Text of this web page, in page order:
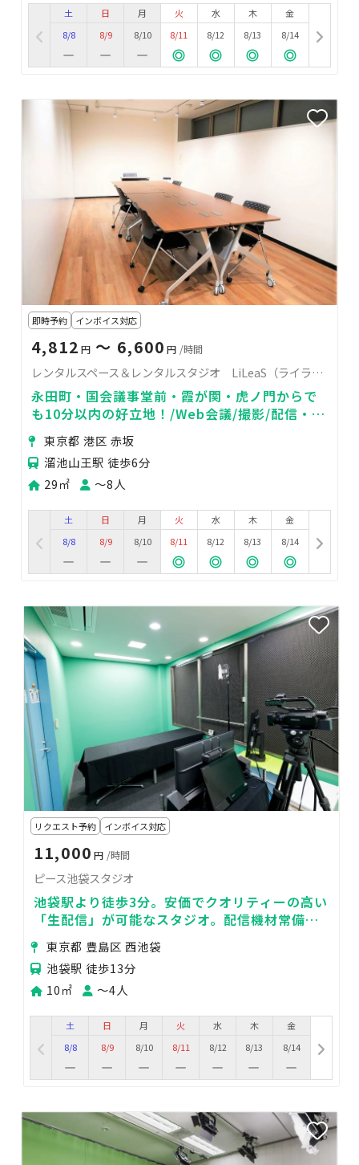
土
8/8
日
8/9
月
8/10
火
8/11
水
8/12
木
8/13
金
8/14
即時予約 インボイス対応
4,812 円 〜 6,600 円 /時間
レンタルスペース＆レンタルスタジオ LiLeaS（ライラス）RoomE
永田町・国会議事堂前・霞が関・虎ノ門からで
も10分以内の好立地！/Web会議/撮影/配信・撮
影サポート/スタジオ撮影/機材持ち込み可
東京都 港区 赤坂
溜池山王駅 徒歩6分
29㎡
〜8人
土
8/8
日
8/9
月
8/10
火
8/11
水
8/12
木
8/13
金
8/14
リクエスト予約 インボイス対応
11,000 円 /時間
ピース池袋スタジオ
池袋駅より徒歩3分。安価でクオリティーの高い
「生配信」が可能なスタジオ。配信機材常備
（設置、接続済み）ですぐに生配信が可能！
東京都 豊島区 西池袋
池袋駅 徒歩13分
10㎡
〜4人
土
8/8
日
8/9
月
8/10
火
8/11
水
8/12
木
8/13
金
8/14